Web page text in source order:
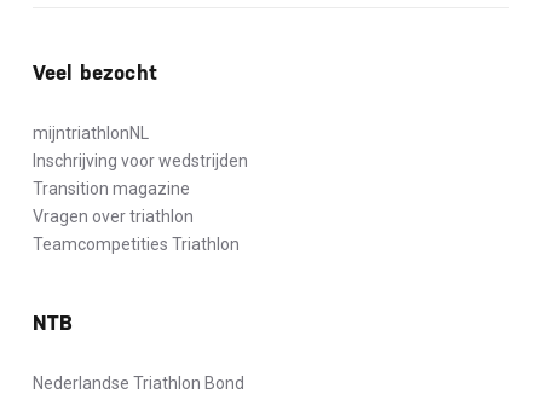
Veel bezocht
mijntriathlonNL
Inschrijving voor wedstrijden
Transition magazine
Vragen over triathlon
Teamcompetities Triathlon
NTB
Nederlandse Triathlon Bond